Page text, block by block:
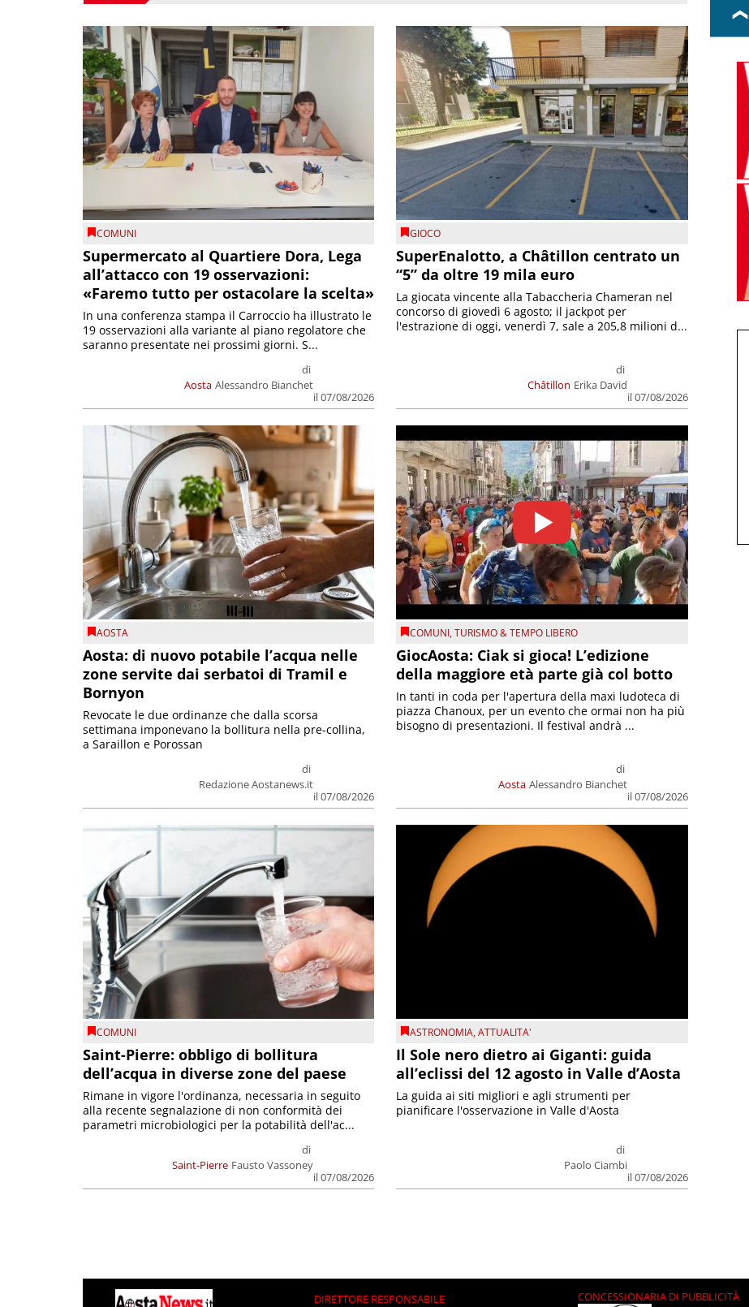
COMUNI
Supermercato al Quartiere Dora, Lega
all’attacco con 19 osservazioni:
«Faremo tutto per ostacolare la scelta»
Aosta
di
Alessandro Bianchet
il 07/08/2026
In una conferenza stampa il Carroccio ha illustrato le
19 osservazioni alla variante al piano regolatore che
saranno presentate nei prossimi giorni. S...
GIOCO
SuperEnalotto, a Châtillon centrato un
“5” da oltre 19 mila euro
Châtillon
di
Erika David
il 07/08/2026
La giocata vincente alla Tabaccheria Chameran nel
concorso di giovedì 6 agosto; il jackpot per
l'estrazione di oggi, venerdì 7, sale a 205,8 milioni d...
AOSTA
Aosta: di nuovo potabile l’acqua nelle
zone servite dai serbatoi di Tramil e
Bornyon
di
Redazione Aostanews.it
il 07/08/2026
Revocate le due ordinanze che dalla scorsa
settimana imponevano la bollitura nella pre-collina,
a Saraillon e Porossan
COMUNI,TURISMO & TEMPO LIBERO
GiocAosta: Ciak si gioca! L’edizione
della maggiore età parte già col botto
Aosta
di
Alessandro Bianchet
il 07/08/2026
In tanti in coda per l'apertura della maxi ludoteca di
piazza Chanoux, per un evento che ormai non ha più
bisogno di presentazioni. Il festival andrà ...
COMUNI
Saint-Pierre: obbligo di bollitura
dell’acqua in diverse zone del paese
Saint-Pierre
di
Fausto Vassoney
il 07/08/2026
Rimane in vigore l'ordinanza, necessaria in seguito
alla recente segnalazione di non conformità dei
parametri microbiologici per la potabilità dell'ac...
ASTRONOMIA,ATTUALITA'
Il Sole nero dietro ai Giganti: guida
all’eclissi del 12 agosto in Valle d’Aosta
di
Paolo Ciambi
il 07/08/2026
La guida ai siti migliori e agli strumenti per
pianificare l'osservazione in Valle d'Aosta
❮
DIRETTORE RESPONSABILE CONCESSIONARIA DI PUBBLICITÀ